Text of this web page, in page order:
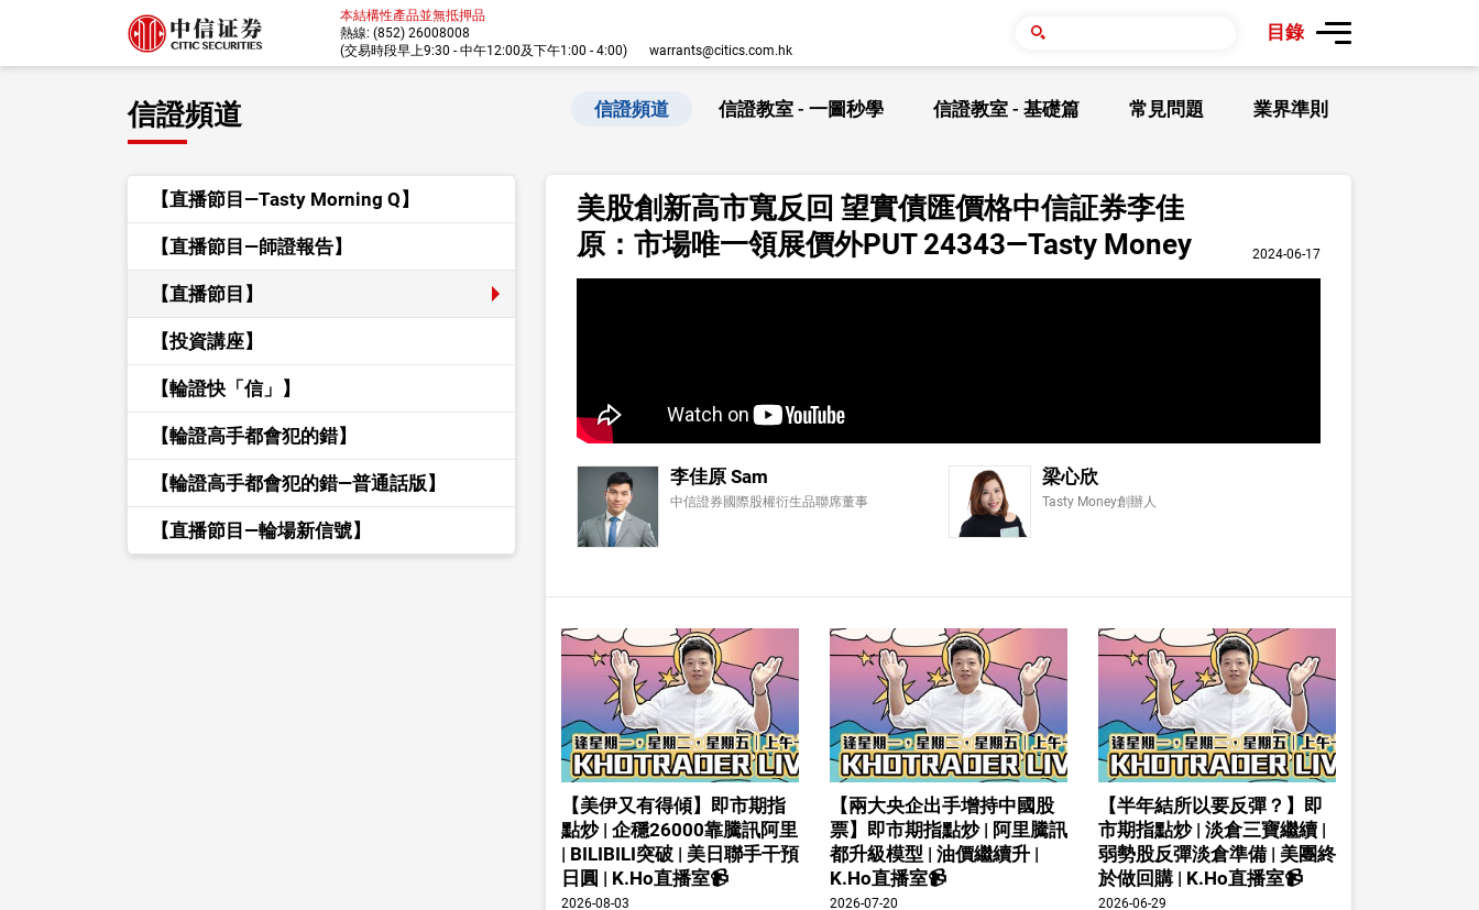
本結構性產品並無抵押品
熱線: (852) 26008008
(交易時段早上9:30 - 中午12:00及下午1:00 - 4:00)
warrants@citics.com.hk
目錄
信證頻道 信證頻道 信證教室 - 一圖秒學 信證教室 - 基礎篇 常見問題 業界準則
【直播節目—Tasty Morning Q】
【直播節目—師證報告】
【直播節目】
【投資講座】
【輪證快「信」】
【輪證高手都會犯的錯】
【輪證高手都會犯的錯—普通話版】
【直播節目—輪場新信號】
美股創新高市寬反回 望實債匯價格中信証券李佳
原：市場唯一領展價外PUT 24343—Tasty Money
2024-06-17
李佳原 Sam
中信證券國際股權衍生品聯席董事
梁心欣
Tasty Money創辦人
【美伊又有得傾】即市期指
點炒 | 企穩26000靠騰訊阿里
| BILIBILI突破 | 美日聯手干預
日圓 | K.Ho直播室📹
2026-08-03
【兩大央企出手增持中國股
票】即市期指點炒 | 阿里騰訊
都升級模型 | 油價繼續升 |
K.Ho直播室📹
2026-07-20
【半年結所以要反彈？】即
市期指點炒 | 淡倉三寶繼續 |
弱勢股反彈淡倉準備 | 美團終
於做回購 | K.Ho直播室📹
2026-06-29